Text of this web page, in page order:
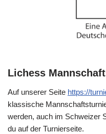
Lichess
Auf unserer Seite https://
klassische
werden, auch im Schweizer
du auf der Turnierseite.